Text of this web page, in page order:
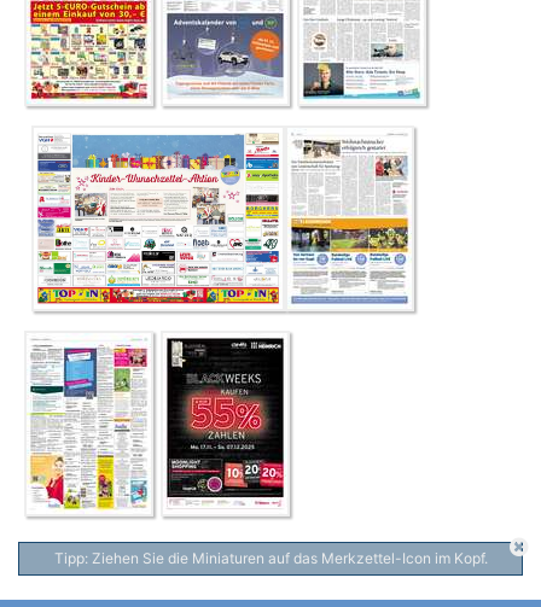
Tipp: Ziehen Sie die Miniaturen auf das Merkzettel-Icon im Kopf.